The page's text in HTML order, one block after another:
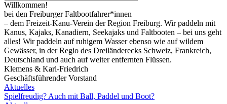
Willkommen!
bei den Freiburger Faltbootfahrer*innen
– dem Freizeit-Kanu-Verein der Region Freiburg. Wir paddeln mit
Kanus, Kajaks, Kanadiern, Seekajaks und Faltbooten – bei uns geht
alles! Wir paddeln auf ruhigem Wasser ebenso wie auf wildem
Gewässer, in der Regio des Dreiländerecks Schweiz, Frankreich,
Deutschland und auch auf weiter entfernten Flüssen.
Klemens & Karl-Friedrich
Geschäftsführender Vorstand
Aktuelles
Spielfreudig? Auch mit Ball, Paddel und Boot?